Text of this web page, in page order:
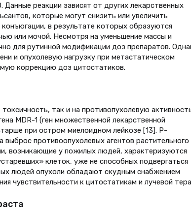
реакции зависят от других лекарственных
которые могут снизить или увеличить
в результате которых образуются
или мочой. Несмотря на уменьшение массы и
для рутинной модификации доз препаратов.
и опухолевую нагрузку при метастатическом
коррекцию доз цитостатиков.
так и на противопухолевую
MDR-1 (ген множественной лекарственной
при остром миелоидном лейкозе [13]. Р-
выброс противоопухолевых агентов растительного
возникающие у пожилых людей, характеризуются
клеток, уже не способных подвергаться
людей опухоли обладают скудным снабжением
чувствительности к цитостатикам и лучевой